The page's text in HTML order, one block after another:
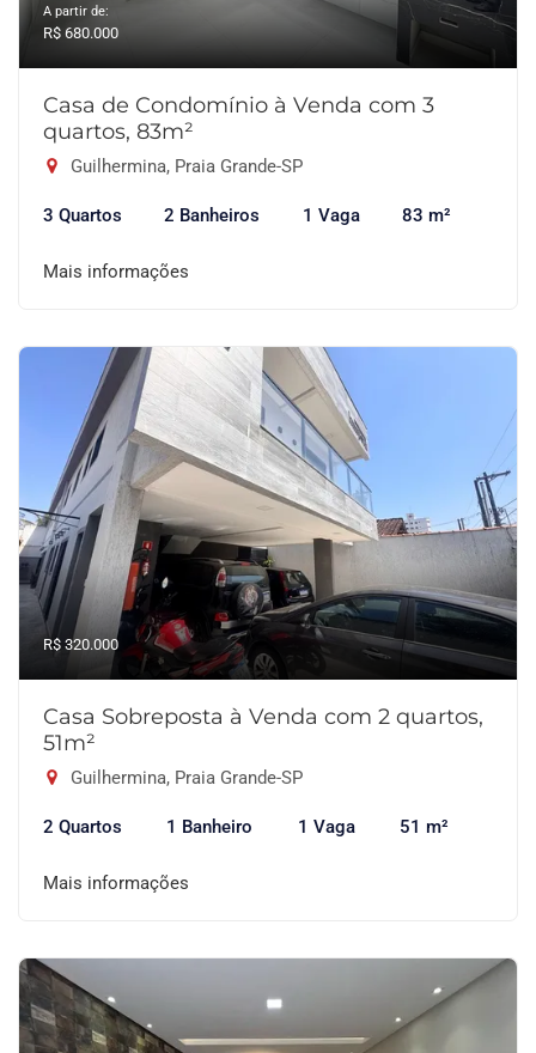
A partir de:
R$ 680.000
Casa de Condomínio à Venda com 3
quartos, 83m²
Guilhermina, Praia Grande-SP
3 Quartos 2 Banheiros 1 Vaga 83 m²
Mais informações
R$ 320.000
Casa Sobreposta à Venda com 2 quartos,
51m²
Guilhermina, Praia Grande-SP
2 Quartos 1 Banheiro 1 Vaga 51 m²
Mais informações